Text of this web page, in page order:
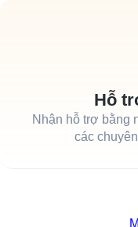
Hỗ
Nhận hỗ trợ bằng
các